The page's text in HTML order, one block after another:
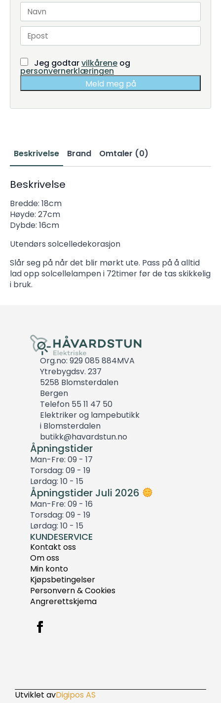
Jeg godtarvilkårene og
personvernerklæringen
Meld meg på
Beskrivelse Brand Omtaler (0)
Beskrivelse
Bredde: 18cm
Høyde: 27cm
Dybde: 16cm
Utendørs solcelledekorasjon
Slår seg på når det blir mørkt ute. Pass på å alltid
lad opp solcellelampen i 72timer før de tas skikkelig
i bruk.
Org.no: 929 085 884MVA
Ytrebygdsv. 237
5258 Blomsterdalen
Bergen
Telefon 55 11 47 50
Elektriker og lampebutikk
i Blomsterdalen
butikk@havardstun.no
Åpningstider
Man-Fre: 09 - 17
Torsdag: 09 - 19
Lørdag: 10 - 15
Åpningstider Juli 2026
Man-Fre: 09 - 16
Torsdag: 09 - 19
Lørdag: 10 - 15
KUNDESERVICE
Kontakt oss
Om oss
Min konto
Kjøpsbetingelser
Personvern & Cookies
Angrerettskjema
Utviklet avDigipos AS